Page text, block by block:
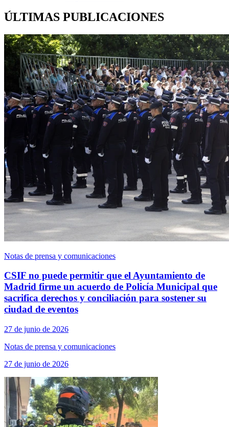
ÚLTIMAS PUBLICACIONES
Notas de prensa y comunicaciones
CSIF no puede permitir que el Ayuntamiento de
Madrid firme un acuerdo de Policía Municipal que
sacrifica derechos y conciliación para sostener su
ciudad de eventos
27 de junio de 2026
Notas de prensa y comunicaciones
27 de junio de 2026